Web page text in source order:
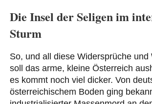
Die Insel der Seligen im
Sturm
So, und all diese Widersprüche und
soll das arme, kleine Österreich
es kommt noch viel dicker. Von
österreichischem Boden ging